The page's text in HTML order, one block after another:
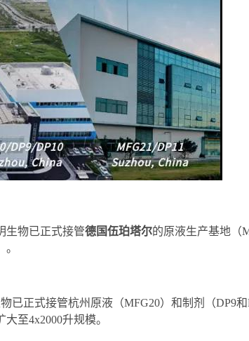
生物已正式接管德国伍珀塔尔的原液生产基地（
已正式接管杭州原液（MFG20）和制剂（DP9
至4x2000升规模。